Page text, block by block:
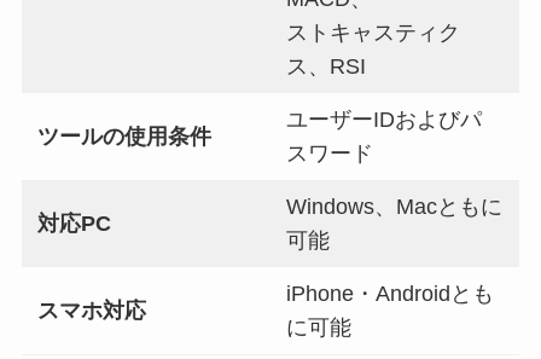
ストキャスティク
ス、RSI
ツールの使用条件
ユーザーIDおよびパ
スワード
対応PC
Windows、Macともに
可能
スマホ対応
iPhone・Androidとも
に可能